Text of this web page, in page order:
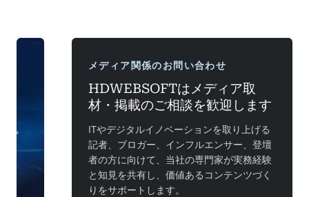
メディア関係のお問い合わせ
HDWEBSOFTはメディア取
材・掲載のご相談を歓迎します
ITやデジタルイノベーションを取り上げる
記者、ブロガー、インフルエンサー、登壇
者の方に向けて、当社の専門家が実務経験
と知見を共有し、価値あるコンテンツづく
りをサポートします。